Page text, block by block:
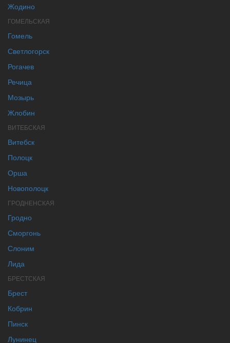
Жодино
ГОМЕЛЬСКАЯ
Гомель
Светлогорск
Рогачев
Речица
Мозырь
Жлобин
ВИТЕБСКАЯ
Витебск
Полоцк
Орша
Новополоцк
ГРОДНЕНСКАЯ
Гродно
Сморгонь
Слоним
Лида
БРЕСТСКАЯ
Брест
Кобрин
Пинск
Лунинец